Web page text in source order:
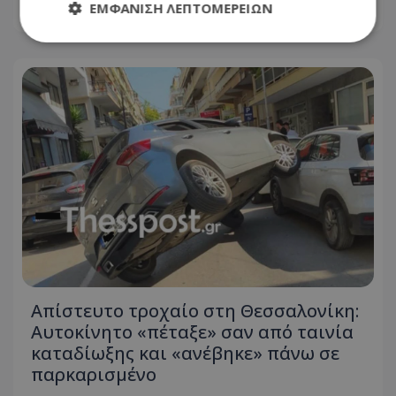
05.08.2026 - 21:40
Απίστευτο τροχαίο στη Θεσσαλονίκη:
Αυτοκίνητο «πέταξε» σαν από ταινία
καταδίωξης και «ανέβηκε» πάνω σε
παρκαρισμένο
ΕΜΦΆΝΙΣΗ ΛΕΠΤΟΜΕΡΕΙΏΝ
Απολύτως απαραίτητα
Απόδοσης
Στόχευσης
Λειτουργικότητας
Μη ταξινομημένα
Τα απολύτως απαραίτητα cookies επιτρέπουν
βασικές λειτουργίες του ιστότοπου, όπως τη
σύνδεση χρήστη και τη διαχείριση λογαριασμού.
Ο ιστότοπος δεν μπορεί να χρησιμοποιηθεί σωστά
χωρίς τα απολύτως απαραίτητα cookies.
Ονοματεπώνυμο
Προμηθευτής
Πεδίο
usprivacy
.lifenewscy.tothemaonline.com